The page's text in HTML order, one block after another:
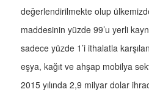
değerlendirilmekte olup
maddesinin yüzde 99’u yerli
sadece yüzde 1’i ithalatla
eşya, kağıt ve ahşap mobilya
2015 yılında 2,9 milyar dolar